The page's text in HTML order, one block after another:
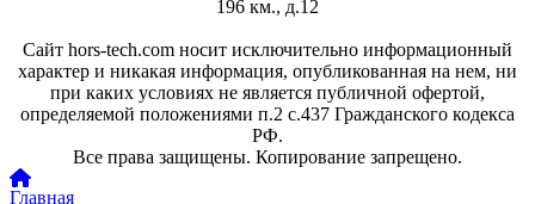
196 км., д.12
Сайт hors-tech.com носит исключительно информационный
характер и никакая информация, опубликованная на нем, ни
при каких условиях не является публичной офертой,
определяемой положениями п.2 с.437 Гражданского кодекса
РФ.
Все права защищены. Копирование запрещено.
Главная